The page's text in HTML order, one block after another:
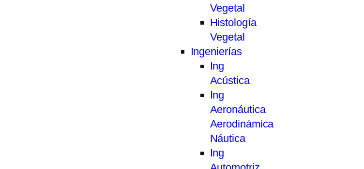
Vegetal
Histología
Vegetal
Ingenierías
Ing
Acústica
Ing
Aeronáutica
Aerodinámica
Náutica
Ing